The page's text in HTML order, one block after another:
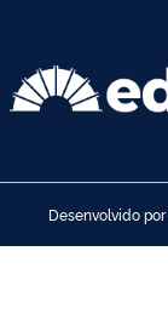
Desenvolvido por